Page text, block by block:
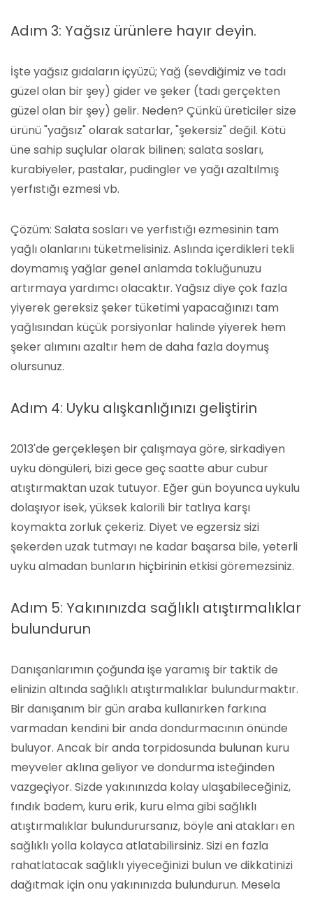
Adım 3: Yağsız ürünlere hayır deyin.
İşte yağsız gıdaların içyüzü; Yağ (sevdiğimiz ve tadı
güzel olan bir şey) gider ve şeker (tadı gerçekten
güzel olan bir şey) gelir. Neden? Çünkü üreticiler size
ürünü "yağsız" olarak satarlar, "şekersiz" değil. Kötü
üne sahip suçlular olarak bilinen; salata sosları,
kurabiyeler, pastalar, pudingler ve yağı azaltılmış
yerfıstığı ezmesi vb.
Çözüm: Salata sosları ve yerfıstığı ezmesinin tam
yağlı olanlarını tüketmelisiniz. Aslında içerdikleri tekli
doymamış yağlar genel anlamda tokluğunuzu
artırmaya yardımcı olacaktır. Yağsız diye çok fazla
yiyerek gereksiz şeker tüketimi yapacağınızı tam
yağlısından küçük porsiyonlar halinde yiyerek hem
şeker alımını azaltır hem de daha fazla doymuş
olursunuz.
Adım 4: Uyku alışkanlığınızı geliştirin
2013'de gerçekleşen bir çalışmaya göre, sirkadiyen
uyku döngüleri, bizi gece geç saatte abur cubur
atıştırmaktan uzak tutuyor. Eğer gün boyunca uykulu
dolaşıyor isek, yüksek kalorili bir tatlıya karşı
koymakta zorluk çekeriz. Diyet ve egzersiz sizi
şekerden uzak tutmayı ne kadar başarsa bile, yeterli
uyku almadan bunların hiçbirinin etkisi göremezsiniz.
Adım 5: Yakınınızda sağlıklı atıştırmalıklar
bulundurun
Danışanlarımın çoğunda işe yaramış bir taktik de
elinizin altında sağlıklı atıştırmalıklar bulundurmaktır.
Bir danışanım bir gün araba kullanırken farkına
varmadan kendini bir anda dondurmacının önünde
buluyor. Ancak bir anda torpidosunda bulunan kuru
meyveler aklına geliyor ve dondurma isteğinden
vazgeçiyor. Sizde yakınınızda kolay ulaşabileceğiniz,
fındık badem, kuru erik, kuru elma gibi sağlıklı
atıştırmalıklar bulundurursanız, böyle ani atakları en
sağlıklı yolla kolayca atlatabilirsiniz. Sizi en fazla
rahatlatacak sağlıklı yiyeceğinizi bulun ve dikkatinizi
dağıtmak için onu yakınınızda bulundurun. Mesela